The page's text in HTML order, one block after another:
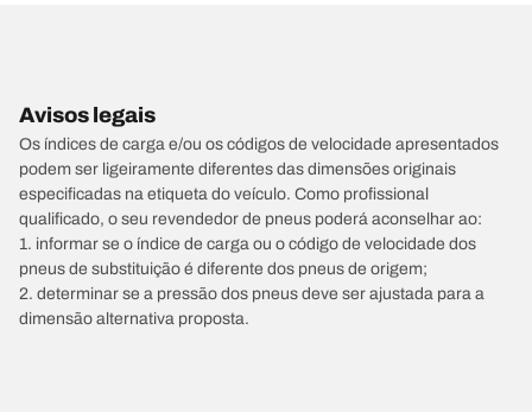
Avisos legais
Os índices de carga e/ou os códigos de velocidade apresentados
podem ser ligeiramente diferentes das dimensões originais
especificadas na etiqueta do veículo. Como profissional
qualificado, o seu revendedor de pneus poderá aconselhar ao:
1. informar se o índice de carga ou o código de velocidade dos
pneus de substituição é diferente dos pneus de origem;
2. determinar se a pressão dos pneus deve ser ajustada para a
dimensão alternativa proposta.